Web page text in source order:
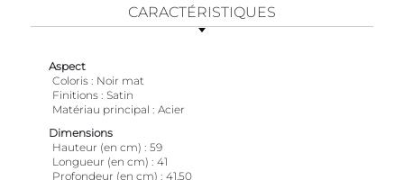
CARACTÉRISTIQUES
Aspect
Coloris
Noir mat
Finitions Satin
Matériau principal
Acier
Dimensions
Hauteur (en cm)
59
Longueur (en cm)
41
Profondeur (en cm)
41,50